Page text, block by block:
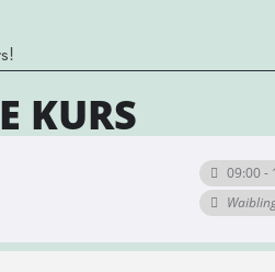
KURS
09:00 -